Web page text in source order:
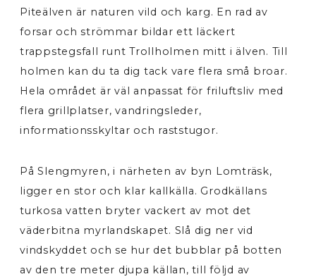
Piteälven är naturen vild och karg. En rad av
forsar och strömmar bildar ett läckert
trappstegsfall runt Trollholmen mitt i älven. Till
holmen kan du ta dig tack vare flera små broar.
Hela området är väl anpassat för friluftsliv med
flera grillplatser, vandringsleder,
informationsskyltar och raststugor.
På Slengmyren, i närheten av byn Lomträsk,
ligger en stor och klar kallkälla. Grodkällans
turkosa vatten bryter vackert av mot det
väderbitna myrlandskapet. Slå dig ner vid
vindskyddet och se hur det bubblar på botten
av den tre meter djupa källan, till följd av